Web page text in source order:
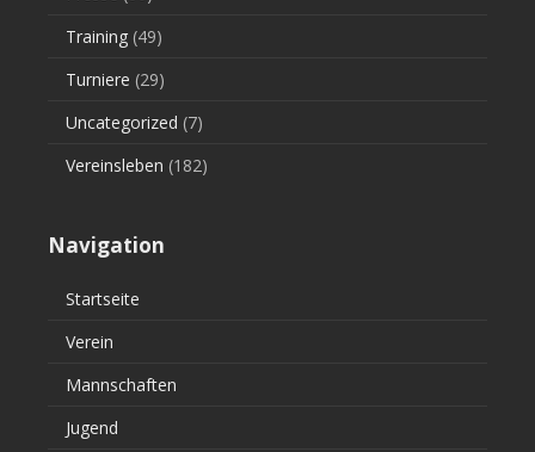
Training (49)
Turniere (29)
Uncategorized (7)
Vereinsleben (182)
Navigation
Startseite
Verein
Mannschaften
Jugend